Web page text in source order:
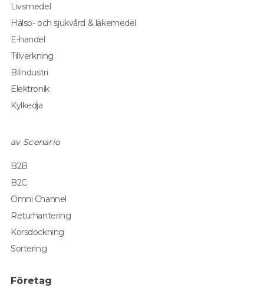
Livsmedel
Hälso- och sjukvård & läkemedel
E-handel
Tillverkning
Bilindustri
Elektronik
Kylkedja
av Scenario
B2B
B2C
Omni Channel
Returhantering
Korsdockning
Sortering
Företag